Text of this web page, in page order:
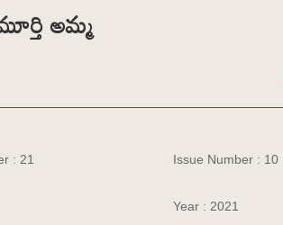
అమ్మ
: 21 Issue Number : 10
Year : 2021